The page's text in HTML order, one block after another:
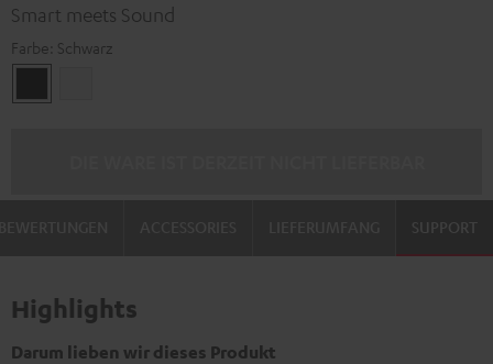
Smart meets Sound
Farbe: Schwarz
SUPPORT
Highlights
Darum lieben wir dieses Produkt